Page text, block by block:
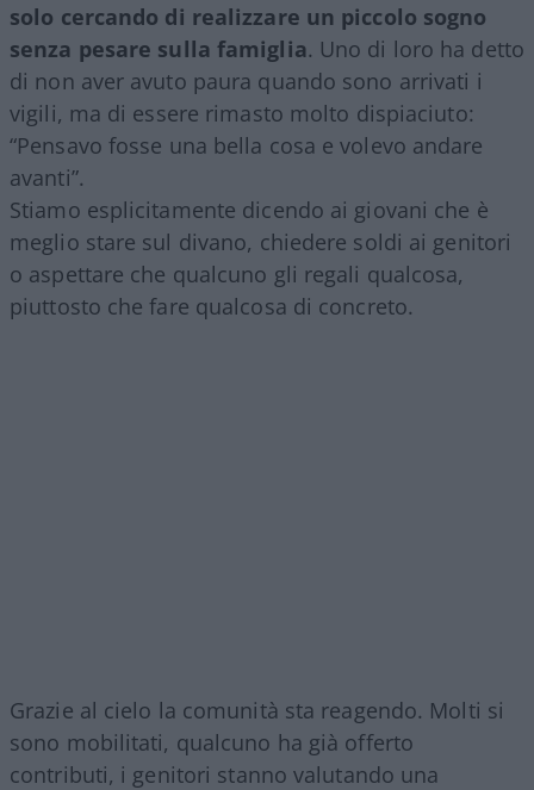
solo cercando di realizzare un piccolo sogno
senza pesare sulla famiglia. Uno di loro ha detto
di non aver avuto paura quando sono arrivati i
vigili, ma di essere rimasto molto dispiaciuto:
“Pensavo fosse una bella cosa e volevo andare
avanti”.
Stiamo esplicitamente dicendo ai giovani che è
meglio stare sul divano, chiedere soldi ai genitori
o aspettare che qualcuno gli regali qualcosa,
piuttosto che fare qualcosa di concreto.
Grazie al cielo la comunità sta reagendo. Molti si
sono mobilitati, qualcuno ha già offerto
contributi, i genitori stanno valutando una